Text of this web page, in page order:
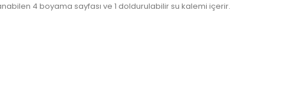
4 boyama sayfası ve 1 doldurulabilir su kalemi içerir.